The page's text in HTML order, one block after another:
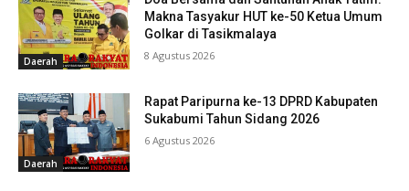
Daerah
Makna Tasyakur HUT ke-50 Ketua Umum
Golkar di Tasikmalaya
8 Agustus 2026
Daerah
Rapat Paripurna ke-13 DPRD Kabupaten
Sukabumi Tahun Sidang 2026
6 Agustus 2026